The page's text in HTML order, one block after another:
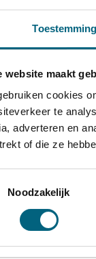
Toestemming
website maakt
cookies
te
adverteren en
of die ze
Noodzakelijk
Op
over dit